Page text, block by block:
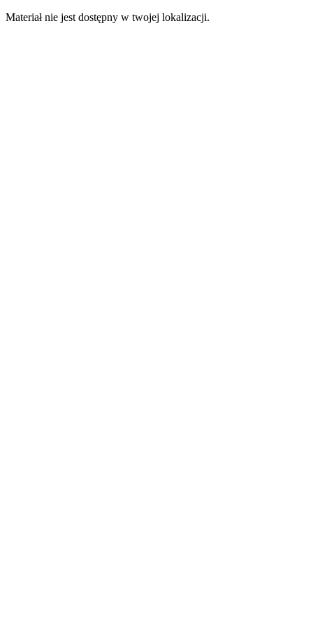
Materiał nie jest dostępny w twojej lokalizacji.